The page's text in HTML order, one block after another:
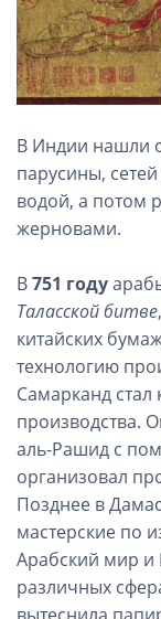
В Индии нашли
парусины,
водой, а потом
жерновами.
В751 году
Таласской битве
китайских
технологию
Самарканд
производства.
аль-Рашид с
организовал
Позднее в
мастерские по
Арабский мир и
различных